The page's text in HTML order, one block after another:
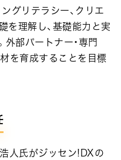
グリテラシー、クリエ
を理解し、基礎能力と実
部パートナー・専門
を育成することを目標
人氏がジッセン!DXの